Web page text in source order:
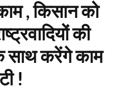
, किसान को
की
साथ करेंगे काम
!